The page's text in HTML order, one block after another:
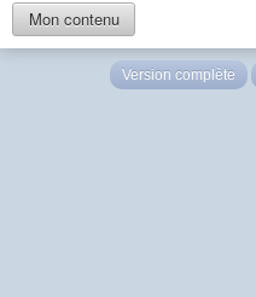
Mon contenu
Version complète